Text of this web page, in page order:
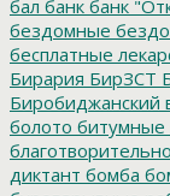
бал банк банк
бездомные
бесплатные
Бирария БирЗСТ
Биробиджанский
болото битумные
диктант бомба